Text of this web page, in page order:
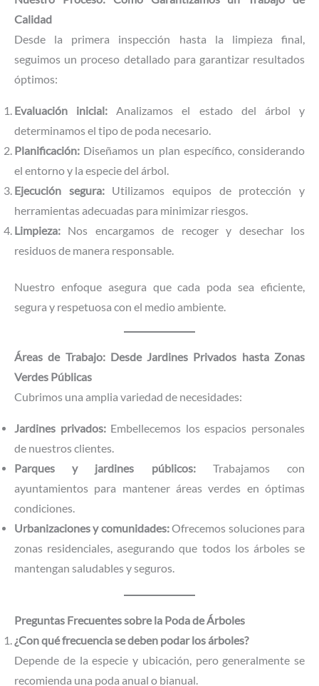
Calidad
Desde la primera inspección hasta la limpieza final,
seguimos un proceso detallado para garantizar resultados
óptimos:
Evaluación inicial: Analizamos el estado del árbol y
determinamos el tipo de poda necesario.
Planificación: Diseñamos un plan específico, considerando
el entorno y la especie del árbol.
Ejecución segura:Utilizamos equipos de protección y
herramientas adecuadas para minimizar riesgos.
Limpieza: Nos encargamos de recoger y desechar los
residuos de manera responsable.
Nuestro enfoque asegura que cada poda sea eficiente,
segura y respetuosa con el medio ambiente.
Áreas de Trabajo: Desde Jardines Privados hasta Zonas
Verdes Públicas
Cubrimos una amplia variedad de necesidades:
Jardines privados:Embellecemos los espacios personales
de nuestros clientes.
Parques y jardines públicos:Trabajamos con
ayuntamientos para mantener áreas verdes en óptimas
condiciones.
Urbanizaciones y comunidades:Ofrecemos soluciones para
zonas residenciales, asegurando que todos los árboles se
mantengan saludables y seguros.
Preguntas Frecuentes sobre la Poda de Árboles
¿Con qué frecuencia se deben podar los árboles?
Depende de la especie y ubicación, pero generalmente se
recomienda una poda anual o bianual.